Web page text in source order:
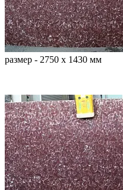
размер - 2750 х 1430 мм